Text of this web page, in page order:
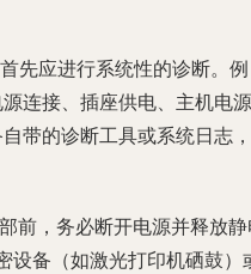
先应进行系统性的诊断。例
连接、插座供电、主机电源
带的诊断工具或系统日志，
前，务必断开电源并释放
设备（如激光打印机硒鼓）